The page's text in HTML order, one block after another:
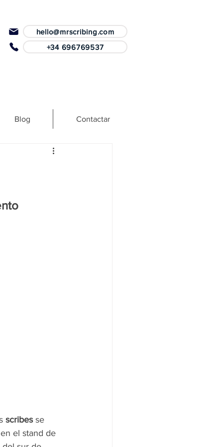
hello@mrscribing.com
+34 696769537
Blog Contactar
scribes se
el stand de